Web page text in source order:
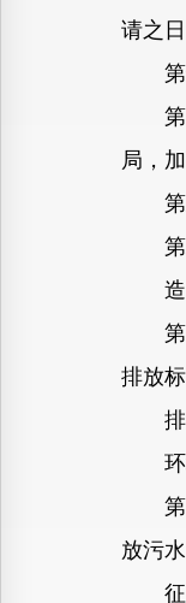
请之
第十
第二
局，
第五
第二
造成
第二
排放
排放
环境
第二
放污
征收